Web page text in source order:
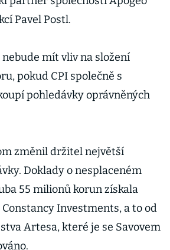
Pavel Postl.
mít vliv na složení
pokud CPI společně s
pohledávky oprávněných
změnil držitel největší
Doklady o nesplaceném
55 milionů korun získala
Investments, a to od
Artesa, které je se Savovem